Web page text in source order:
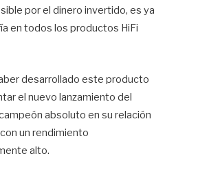
por el dinero invertido, es ya
en todos los productos HiFi
desarrollado este producto
el nuevo lanzamiento del
absoluto en su relación
un rendimiento
alto.